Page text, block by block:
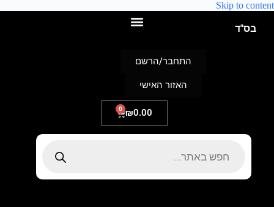
Skip to content
בס"ד
₪0.00
0
התחבר/הרשם
האזור האישי